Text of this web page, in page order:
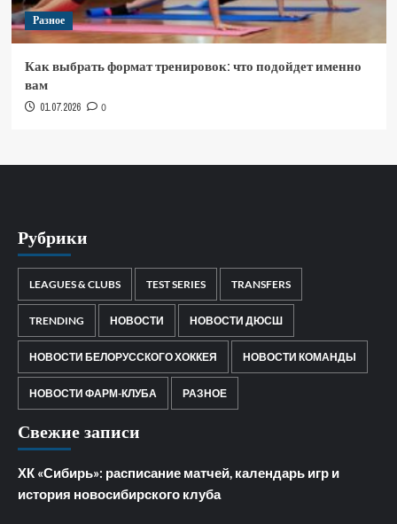
Разное
Как выбрать формат тренировок: что подойдет именно
вам
01.07.2026 0
Рубрики
LEAGUES & CLUBS TEST SERIES TRANSFERS
TRENDING НОВОСТИ НОВОСТИ ДЮСШ
НОВОСТИ БЕЛОРУССКОГО ХОККЕЯ НОВОСТИ КОМАНДЫ
НОВОСТИ ФАРМ-КЛУБА РАЗНОЕ
Свежие записи
ХК «Сибирь»: расписание матчей, календарь игр и
история новосибирского клуба